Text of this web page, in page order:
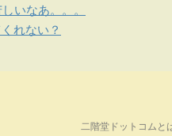
いなあ。。。
れない？
二階堂ドットコムと